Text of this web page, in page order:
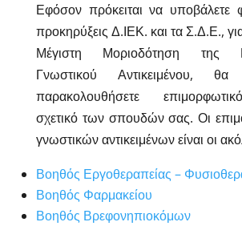
Εφόσον πρόκειται να υποβάλετε
προκηρύξεις Δ.ΙΕΚ. και τα Σ.Δ.Ε.,
Μέγιστη Μοριοδότηση της
Γνωστικού Αντικειμένου,
παρακολουθήσετε
σχετικό των σπουδών σας. Οι
γνωστικών αντικειμένων είναι οι
Βοηθός Εργοθεραπείας –
Βοηθός Φαρμακείου
Βοηθός Βρεφονηπιοκόμων